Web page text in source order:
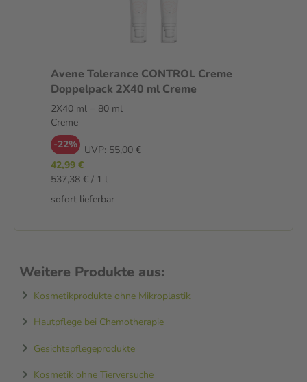
Avene Tolerance CONTROL Creme
Doppelpack 2X40 ml Creme
2X40 ml = 80 ml
Creme
-22% UVP: 55,00 €
42,99 €
537,38 € / 1 l
sofort lieferbar
Weitere Produkte aus:
Kosmetikprodukte ohne Mikroplastik
Hautpflege bei Chemotherapie
Gesichtspflegeprodukte
Kosmetik ohne Tierversuche